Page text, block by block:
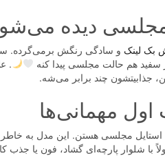
دیده
بک لینک و سادگی رنگش برمی‌گرده.
هم حالت مجلسی پیدا کنه
.
جذابیتشون چند برابر می‌شه.
مهمانی‌ها
استایل مجلسی هستن. این مدل به
با شلوار پارچه‌ای گشاد، فون یا